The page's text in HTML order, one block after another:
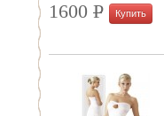
1600 P
УБ.